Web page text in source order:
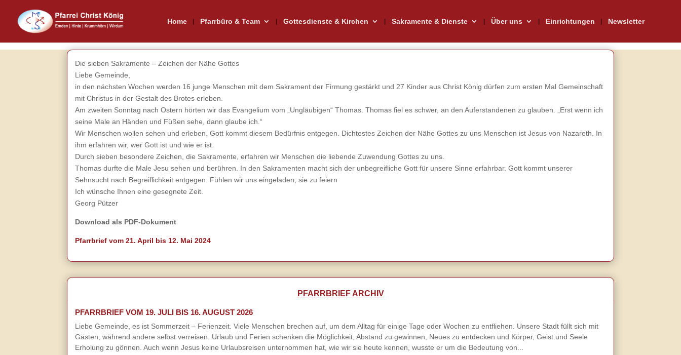
Home Pfarrbüro & Team Gottesdienste & Kirchen Sakramente & Dienste Über uns Einrichtungen Newsletter
Die sieben Sakramente – Zeichen der Nähe Gottes
Liebe Gemeinde,
in den nächsten Wochen werden 16 junge Menschen mit dem Sakrament der Firmung gestärkt und 27 Kinder aus Christ König dürfen zum ersten Mal Gemeinschaft
mit Christus in der Gestalt des Brotes erleben.
Am zweiten Sonntag nach Ostern hörten wir das Evangelium vom „Ungläubigen“ Thomas. Thomas fiel es schwer, an den Auferstandenen zu glauben. „Erst wenn ich
seine Male an Händen und Füßen sehe, dann glaube ich.“
Wir Menschen wollen sehen und erleben. Gott kommt diesem Bedürfnis entgegen. Dichtestes Zeichen der Nähe Gottes zu uns Menschen ist Jesus von Nazareth. In
ihm erfahren wir, wer Gott ist und wie er ist.
Durch sieben besondere Zeichen, die Sakramente, erfahren wir Menschen die liebende Zuwendung Gottes zu uns.
Thomas durfte die Male Jesu sehen und berühren. In den Sakramenten macht sich der unbegreifliche Gott für unsere Sinne erfahrbar. Gott kommt unserer
Sehnsucht nach Begreiflichkeit entgegen. Fühlen wir uns eingeladen, sie zu feiern
Ich wünsche Ihnen eine gesegnete Zeit.
Georg Pützer
Download als PDF-Dokument
Pfarrbrief vom 21. April bis 12. Mai 2024
PFARRBRIEF ARCHIV
PFARRBRIEF VOM 19. JULI BIS 16. AUGUST 2026
Liebe Gemeinde, es ist Sommerzeit – Ferienzeit. Viele Menschen brechen auf, um dem Alltag für einige Tage oder Wochen zu entfliehen. Unsere Stadt füllt sich mit
Gästen, während andere selbst verreisen. Urlaub und Ferien schenken die Möglichkeit, Abstand zu gewinnen, Neues zu entdecken und Körper, Geist und Seele
Erholung zu gönnen. Auch wenn Jesus keine Urlaubsreisen unternommen hat, wie wir sie heute kennen, wusste er um die Bedeutung von...